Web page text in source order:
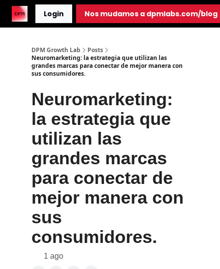
Login Nos mudamos a dpmlabs.com/blog
DPM Growth Lab
Posts
Neuromarketing: la estrategia que utilizan las
grandes marcas para conectar de mejor manera con
sus consumidores.
Neuromarketing:
la estrategia que
utilizan las
grandes marcas
para conectar de
mejor manera con
sus
consumidores.
1 ago